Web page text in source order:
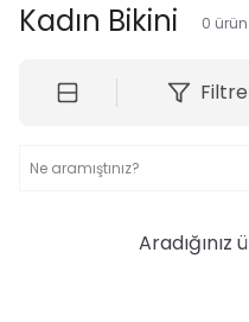
Kadın Bikini 0 ürün
Aradığınız